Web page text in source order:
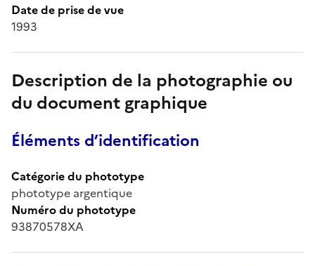
Date de prise de vue
1993
Description de la photographie ou
du document graphique
Éléments d’identification
Catégorie du phototype
phototype argentique
Numéro du phototype
93870578XA